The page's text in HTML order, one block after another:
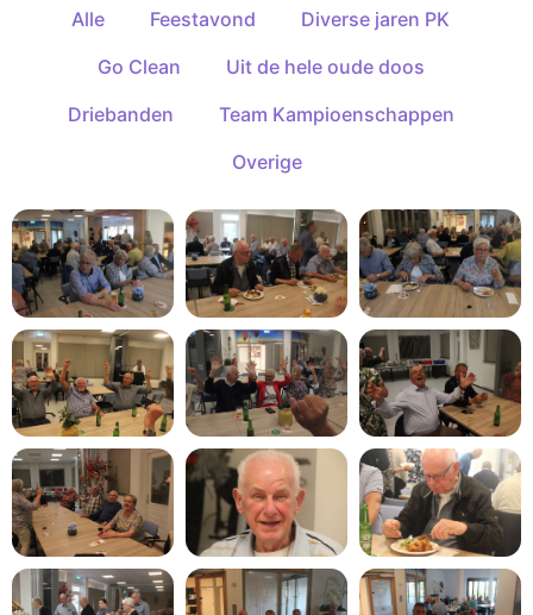
Alle Feestavond
Diverse jaren PK
Go Clean
Uit de hele oude doos
Driebanden
Team Kampioenschappen
Overige